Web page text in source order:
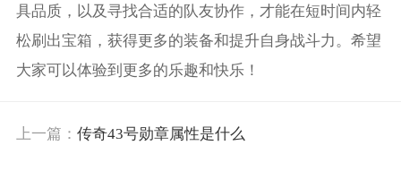
具品质，以及寻找合适的队友协作，才能在短时间内轻
松刷出宝箱，获得更多的装备和提升自身战斗力。希望
大家可以体验到更多的乐趣和快乐！
上一篇： 传奇43号勋章属性是什么